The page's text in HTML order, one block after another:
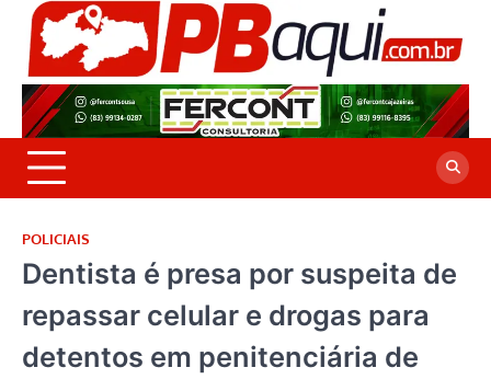
Skip
content
POLICIAIS
Dentista é presa por suspeita de
repassar celular e drogas para
detentos em penitenciária de